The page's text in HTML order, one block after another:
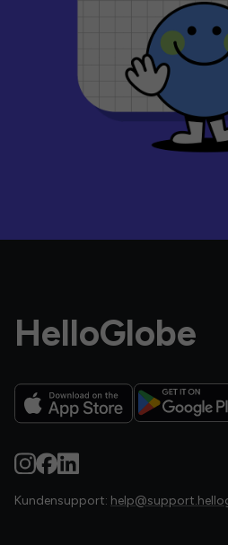
HelloGlobe
Kundensupport: